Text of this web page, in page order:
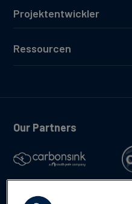
Projektentwickler
Ressourcen
Our Partners